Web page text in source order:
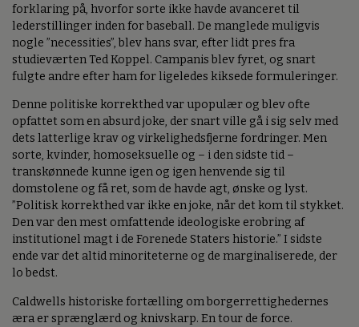
forklaring på, hvorfor sorte ikke havde avanceret til
lederstillinger inden for baseball. De manglede muligvis
nogle ”necessities”, blev hans svar, efter lidt pres fra
studieværten Ted Koppel. Campanis blev fyret, og snart
fulgte andre efter ham for ligeledes kiksede formuleringer.
Denne politiske korrekthed var upopulær og blev ofte
opfattet som en absurd joke, der snart ville gå i sig selv med
dets latterlige krav og virkelighedsfjerne fordringer. Men
sorte, kvinder, homoseksuelle og – i den sidste tid –
transkønnede kunne igen og igen henvende sig til
domstolene og få ret, som de havde agt, ønske og lyst.
”Politisk korrekthed var ikke en joke, når det kom til stykket.
Den var den mest omfattende ideologiske erobring af
institutionel magt i de Forenede Staters historie.” I sidste
ende var det altid minoriteterne og de marginaliserede, der
lo bedst.
Caldwells historiske fortælling om borgerrettighedernes
æra er sprænglærd og knivskarp. En tour de force.